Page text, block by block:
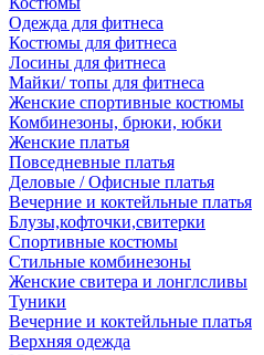
Одежда для фитнеса
Костюмы для фитнеса
Лосины для фитнеса
Майки/ топы для фитнеса
Женские спортивные костюмы
Комбинезоны, брюки, юбки
Женские платья
Повседневные платья
Деловые / Офисные платья
Вечерние и коктейльные платья
Блузы,кофточки,свитерки
Спортивные костюмы
Стильные комбинезоны
Женские свитера и лонглсливы
Туники
Вечерние и коктейльные платья
Верхняя одежда